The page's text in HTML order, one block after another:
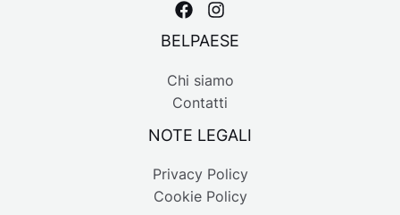
BELPAESE
Chi siamo
Contatti
NOTE LEGALI
Privacy Policy
Cookie Policy